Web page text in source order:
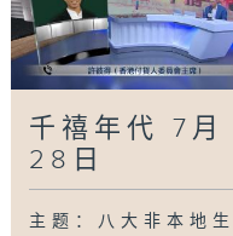
千禧年代 7月
28日
主题：八大非本地生